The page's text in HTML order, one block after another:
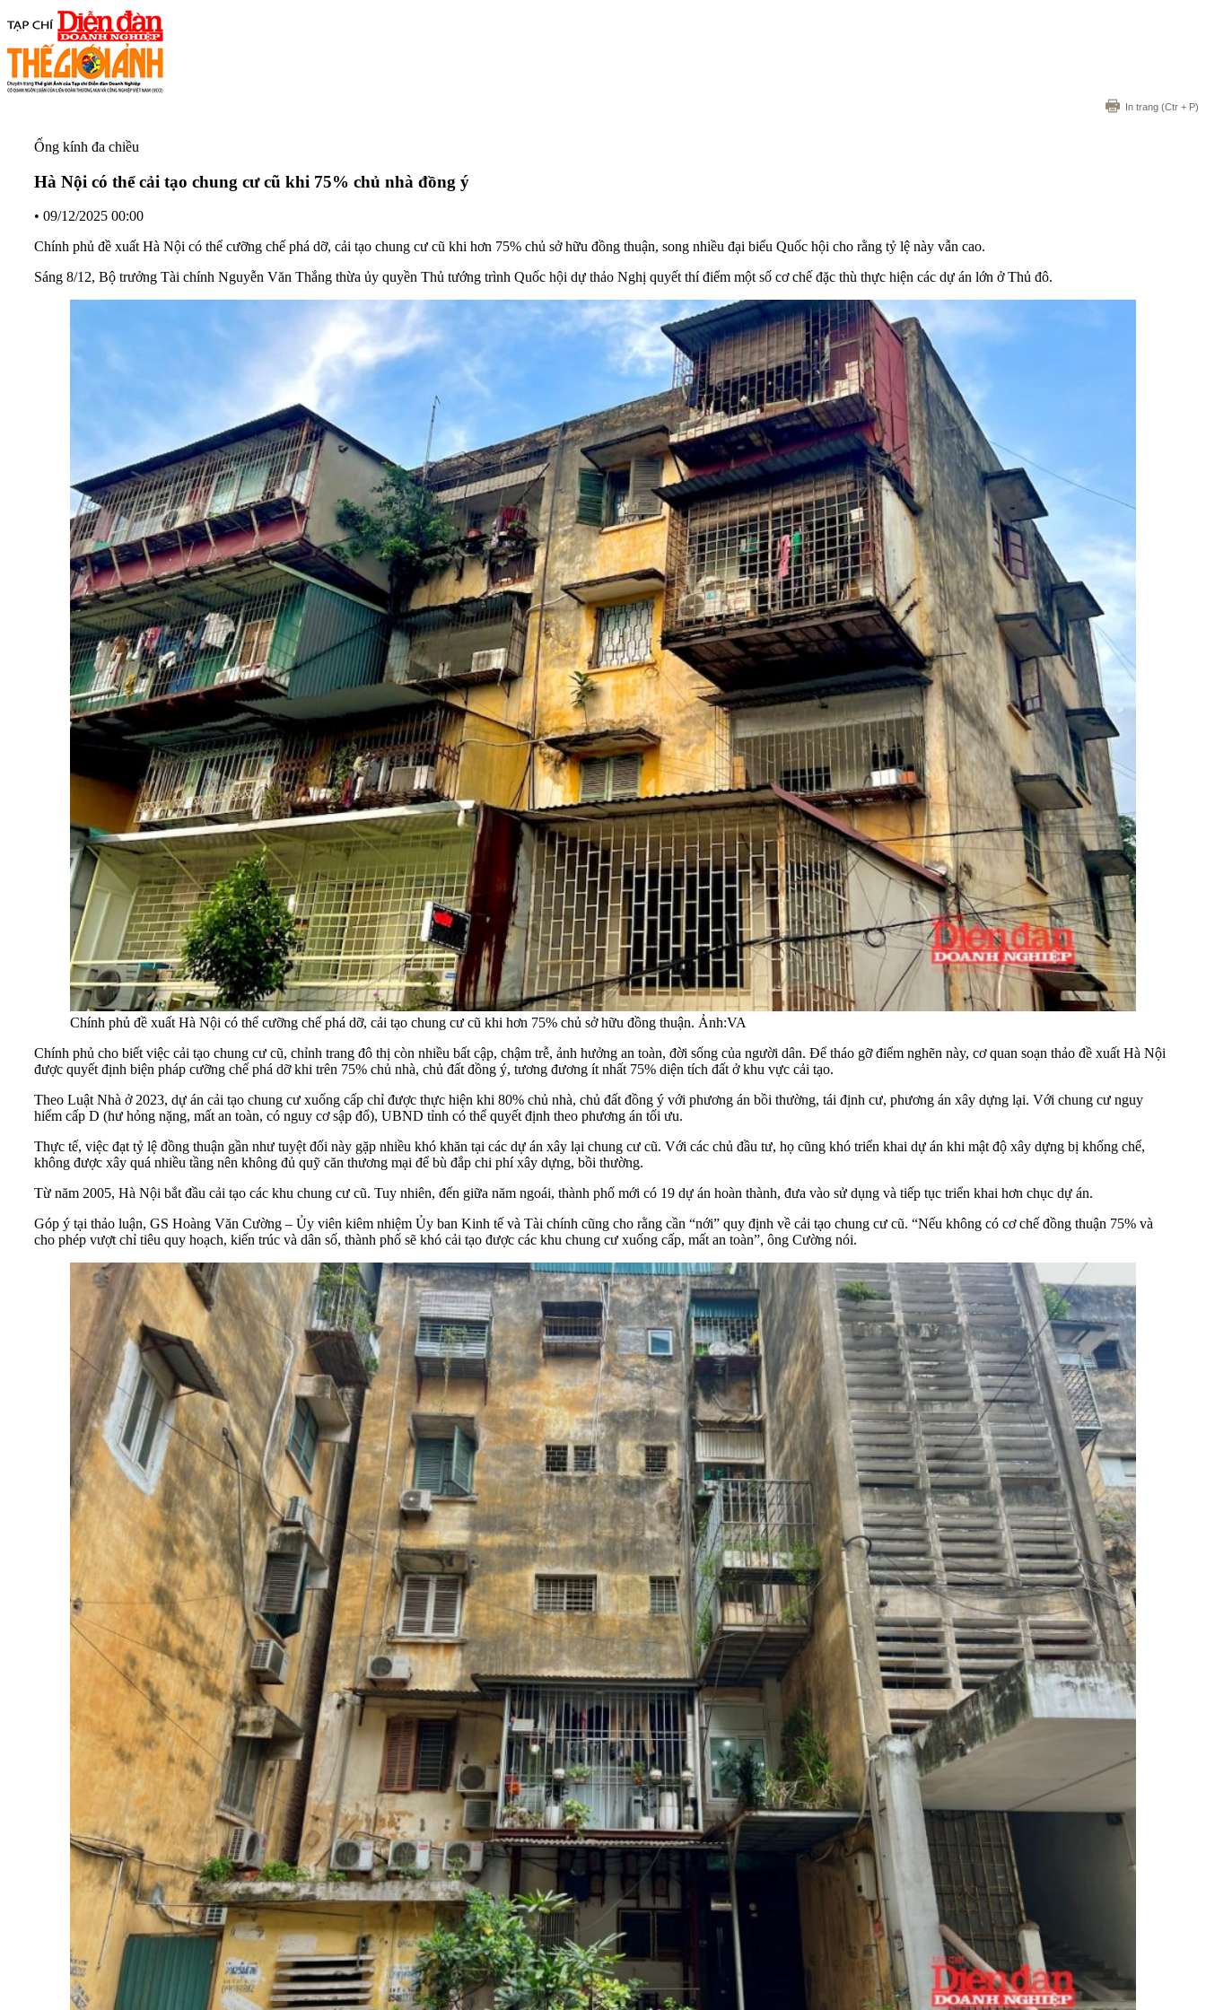
In trang (Ctr + P)
Ống kính đa chiều
Hà Nội có thể cải tạo chung cư cũ khi 75% chủ nhà đồng ý
• 09/12/2025 00:00
Chính phủ đề xuất Hà Nội có thể cưỡng chế phá dỡ, cải tạo chung cư cũ khi hơn 75% chủ sở hữu đồng thuận, song nhiều đại biểu Quốc hội cho rằng tỷ lệ này vẫn cao.
Sáng 8/12, Bộ trưởng Tài chính Nguyễn Văn Thắng thừa ủy quyền Thủ tướng trình Quốc hội dự thảo Nghị quyết thí điểm một số cơ chế đặc thù thực hiện các dự án lớn ở Thủ đô.
Chính phủ đề xuất Hà Nội có thể cưỡng chế phá dỡ, cải tạo chung cư cũ khi hơn 75% chủ sở hữu đồng thuận. Ảnh:VA
Chính phủ cho biết việc cải tạo chung cư cũ, chỉnh trang đô thị còn nhiều bất cập, chậm trễ, ảnh hưởng an toàn, đời sống của người dân. Để tháo gỡ điểm nghẽn này, cơ quan soạn thảo đề xuất Hà Nội
được quyết định biện pháp cưỡng chế phá dỡ khi trên 75% chủ nhà, chủ đất đồng ý, tương đương ít nhất 75% diện tích đất ở khu vực cải tạo.
Theo Luật Nhà ở 2023, dự án cải tạo chung cư xuống cấp chỉ được thực hiện khi 80% chủ nhà, chủ đất đồng ý với phương án bồi thường, tái định cư, phương án xây dựng lại. Với chung cư nguy
hiểm cấp D (hư hỏng nặng, mất an toàn, có nguy cơ sập đổ), UBND tỉnh có thể quyết định theo phương án tối ưu.
Thực tế, việc đạt tỷ lệ đồng thuận gần như tuyệt đối này gặp nhiều khó khăn tại các dự án xây lại chung cư cũ. Với các chủ đầu tư, họ cũng khó triển khai dự án khi mật độ xây dựng bị khống chế,
không được xây quá nhiều tầng nên không đủ quỹ căn thương mại để bù đắp chi phí xây dựng, bồi thường.
Từ năm 2005, Hà Nội bắt đầu cải tạo các khu chung cư cũ. Tuy nhiên, đến giữa năm ngoái, thành phố mới có 19 dự án hoàn thành, đưa vào sử dụng và tiếp tục triển khai hơn chục dự án.
Góp ý tại thảo luận, GS Hoàng Văn Cường – Ủy viên kiêm nhiệm Ủy ban Kinh tế và Tài chính cũng cho rằng cần “nới” quy định về cải tạo chung cư cũ. “Nếu không có cơ chế đồng thuận 75% và
cho phép vượt chỉ tiêu quy hoạch, kiến trúc và dân số, thành phố sẽ khó cải tạo được các khu chung cư xuống cấp, mất an toàn”, ông Cường nói.